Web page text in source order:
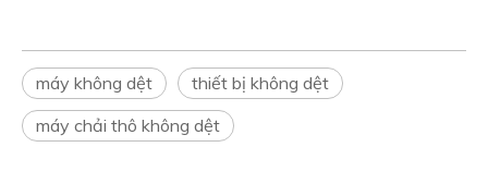
máy không dệt
thiết bị không dệt
máy chải thô không dệt